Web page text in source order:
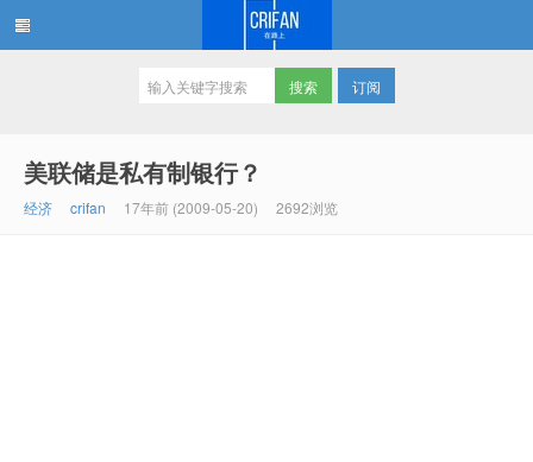
订阅
美联储是私有制银行？
经济 crifan 17年前 (2009-05-20) 2692浏览